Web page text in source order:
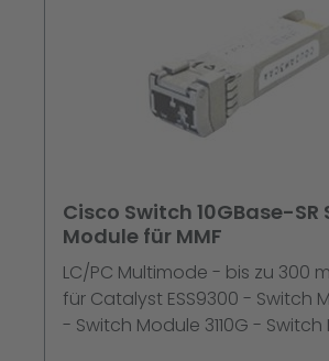
Cisco Switch 10GBase-SR
Module für MMF
LC/PC Multimode - bis zu 300
für Catalyst ESS9300 - Switch
- Switch Module 3110G -